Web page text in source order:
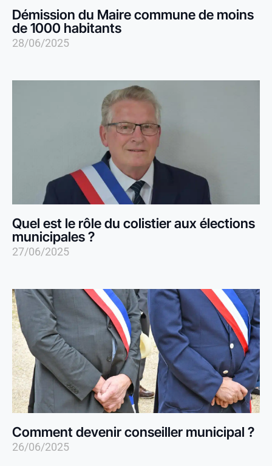
Démission du Maire commune de moins
de 1000 habitants
28/06/2025
Quel est le rôle du colistier aux élections
municipales ?
27/06/2025
Comment devenir conseiller municipal ?
26/06/2025